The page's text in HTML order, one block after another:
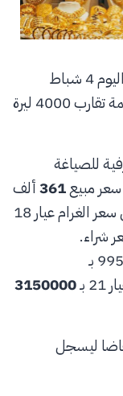
ارتفعت أسعار الذهب في السوق المحلية اليوم 4 شباط
2023، عن السعر الذي سجلته أمس بقيمة تقارب 4000 ليرة
للصياغة
361ألف
ليرة، بينما سجل سعر الغرام عيار 18
شراء.
3150000
انخفاضا ليسجل